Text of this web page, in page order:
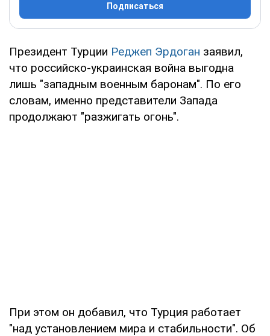
Подписаться
Президент Турции Реджеп Эрдоган заявил,
что российско-украинская война выгодна
лишь "западным военным баронам". По его
словам, именно представители Запада
продолжают "разжигать огонь".
При этом он добавил, что Турция работает
"над установлением мира и стабильности". Об